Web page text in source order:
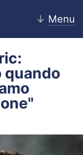
↓ Menu
quando